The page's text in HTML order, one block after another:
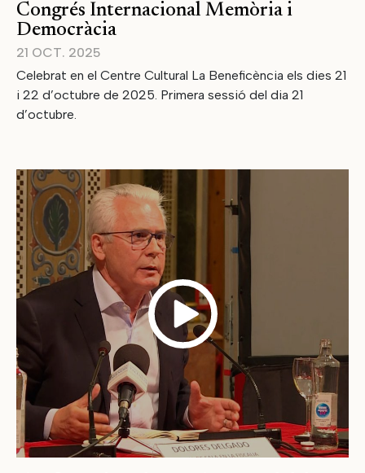
Congrés Internacional Memòria i
Democràcia
21 OCT. 2025
Celebrat en el Centre Cultural La Beneficència els dies 21
i 22 d’octubre de 2025. Primera sessió del dia 21
d’octubre.